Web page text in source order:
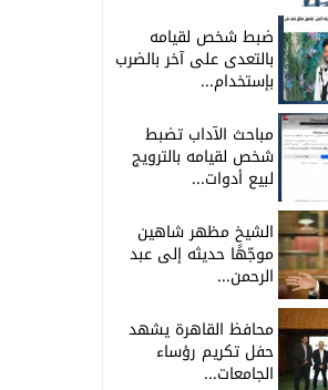
ضبط شخص لقيامه
بالتعدى على آخر بالضرب
بإستخدام...
مباحث الآداب تضبط
شخص لقيامه بالترويج
لبيع أدوات...
الشيخ مظهر شاهين
موجّهًا حديثه إلى عبد
الرحمن...
محافظ القاهرة يشهد
حفل تكريم رؤساء
الجامعات...